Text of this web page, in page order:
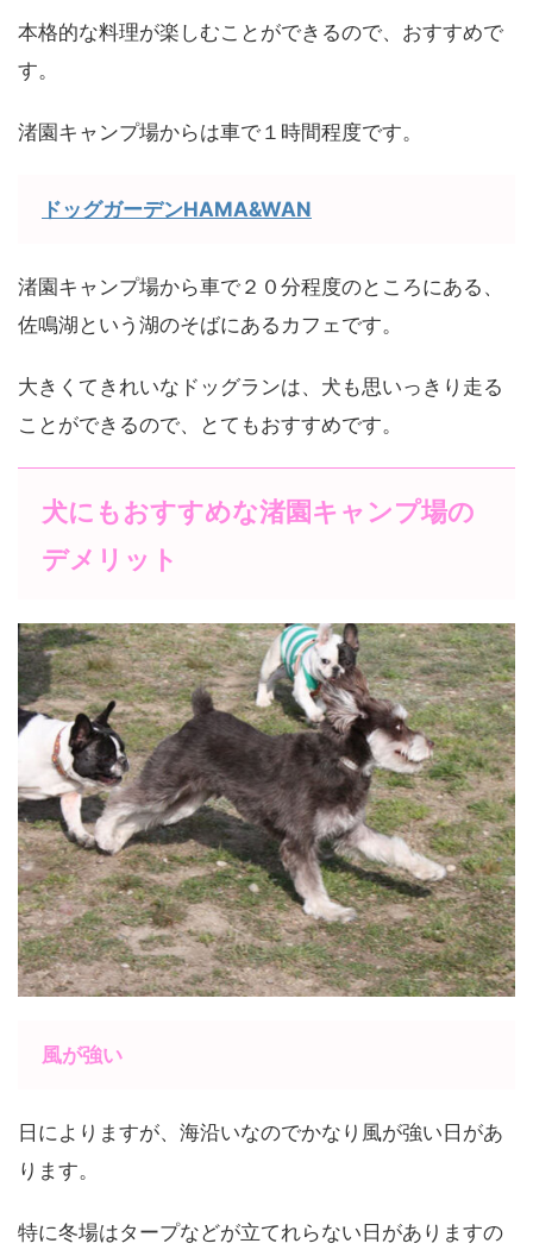
本格的な料理が楽しむことができるので、おすすめで
す。
渚園キャンプ場からは車で１時間程度です。
ドッグガーデンHAMA&WAN
渚園キャンプ場から車で２０分程度のところにある、
佐鳴湖という湖のそばにあるカフェです。
大きくてきれいなドッグランは、犬も思いっきり走る
ことができるので、とてもおすすめです。
犬にもおすすめな渚園キャンプ場の
デメリット
風が強い
日によりますが、海沿いなのでかなり風が強い日があ
ります。
特に冬場はタープなどが立てれらない日がありますの